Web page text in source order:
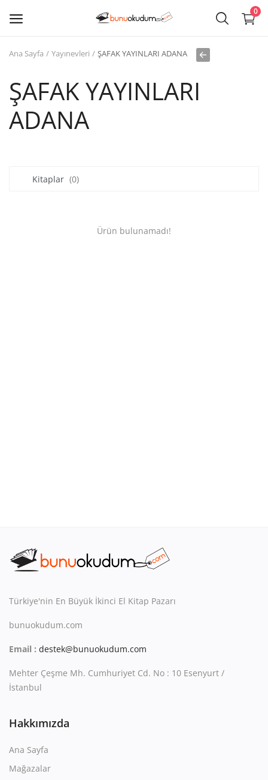
0
Giriş
Destek Merkezi
Mağazalar
Blog
İletişim
TRY (₺)
Ana Sayfa Yayınevleri ŞAFAK YAYINLARI ADANA
ŞAFAK YAYINLARI
ADANA
Kitaplar (0)
Ürün bulunamadı!
Türkiye'nin En Büyük İkinci El Kitap Pazarı
bunuokudum.com
Email : destek@bunuokudum.com
Mehter Çeşme Mh. Cumhuriyet Cd. No : 10 Esenyurt /
İstanbul
Hakkımızda
Ana Sayfa
Mağazalar